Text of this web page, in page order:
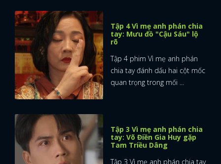
Tập 4 Vì mẹ anh phán chia
tay: Mưu đồ "Cậu Sáu" lộ
rõ
Tập 4 phim Vì mẹ anh phán
chia tay đánh dấu hai cột mốc
quan trọng trong mối ...
Tập 3 Vì mẹ anh phán chia
tay: Võ Điền Gia Huy gặp
Tam Triều Dâng
Tập 3 Vì mẹ anh phán chia tay